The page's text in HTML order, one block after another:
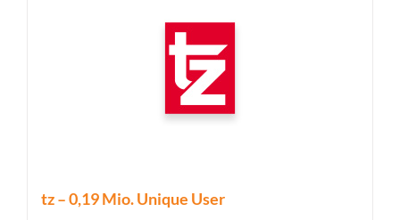
tz – 0,19 Mio. Unique User